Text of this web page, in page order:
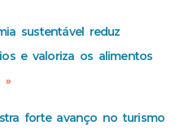
sustentável reduz
e valoriza os alimentos
»
forte avanço no turismo